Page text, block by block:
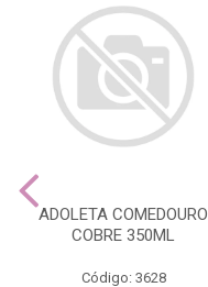
ADOLETA COMEDOURO
COBRE 350ML
Código: 3628